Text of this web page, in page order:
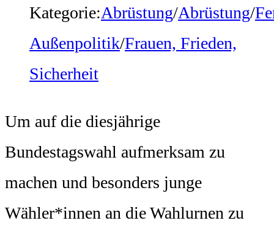
Kategorie:Abrüstung/Abrüstung/
Außenpolitik/Frauen, Frieden,
Sicherheit
Um auf die diesjährige
Bundestagswahl aufmerksam zu
machen und besonders junge
Wähler*innen an die Wahlurnen zu